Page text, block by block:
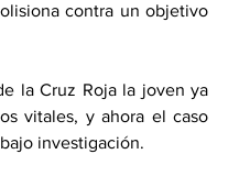
contra un objetivo
la Cruz Roja la joven ya
vitales, y ahora el caso
investigación.